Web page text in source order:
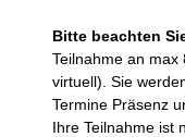
Bitte beachten
Teilnahme an max 8 Terminen jeweils 120 min (Präsenz
virtuell). Sie
Termine Präsenz
Ihre Teilnahme ist nur nach Angebotsbestätigung und